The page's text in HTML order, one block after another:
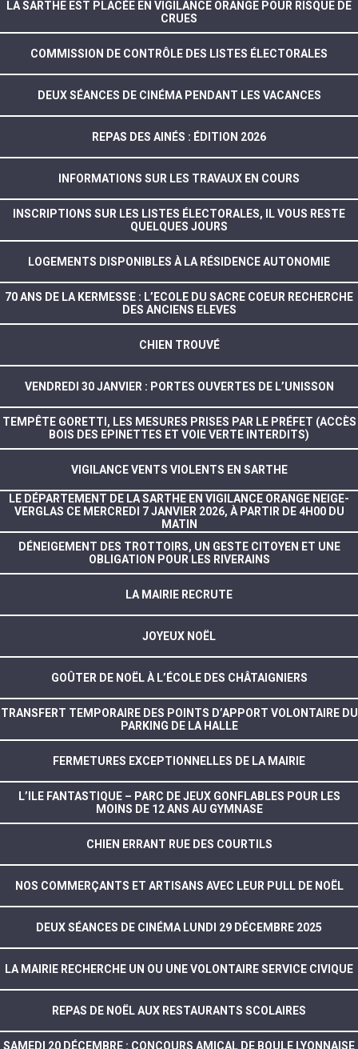
LA SARTHE EST PLACÉE EN VIGILANCE ORANGE POUR RISQUE DE
CRUES
COMMISSION DE CONTRÔLE DES LISTES ÉLECTORALES
DEUX SÉANCES DE CINÉMA PENDANT LES VACANCES
REPAS DES AINÉS : ÉDITION 2026
INFORMATIONS SUR LES TRAVAUX EN COURS
INSCRIPTIONS SUR LES LISTES ÉLECTORALES, IL VOUS RESTE
QUELQUES JOURS
LOGEMENTS DISPONIBLES À LA RÉSIDENCE AUTONOMIE
70 ANS DE LA KERMESSE : L’ECOLE DU SACRE COEUR RECHERCHE
DES ANCIENS ELEVES
CHIEN TROUVÉ
VENDREDI 30 JANVIER : PORTES OUVERTES DE L’UNISSON
TEMPÊTE GORETTI, LES MESURES PRISES PAR LE PRÉFET (ACCÈS
BOIS DES EPINETTES ET VOIE VERTE INTERDITS)
VIGILANCE VENTS VIOLENTS EN SARTHE
LE DÉPARTEMENT DE LA SARTHE EN VIGILANCE ORANGE NEIGE-
VERGLAS CE MERCREDI 7 JANVIER 2026, À PARTIR DE 4H00 DU
MATIN
DÉNEIGEMENT DES TROTTOIRS, UN GESTE CITOYEN ET UNE
OBLIGATION POUR LES RIVERAINS
LA MAIRIE RECRUTE
JOYEUX NOËL
GOÛTER DE NOËL À L’ÉCOLE DES CHÂTAIGNIERS
TRANSFERT TEMPORAIRE DES POINTS D’APPORT VOLONTAIRE DU
PARKING DE LA HALLE
FERMETURES EXCEPTIONNELLES DE LA MAIRIE
L’ILE FANTASTIQUE – PARC DE JEUX GONFLABLES POUR LES
MOINS DE 12 ANS AU GYMNASE
CHIEN ERRANT RUE DES COURTILS
NOS COMMERÇANTS ET ARTISANS AVEC LEUR PULL DE NOËL
DEUX SÉANCES DE CINÉMA LUNDI 29 DÉCEMBRE 2025
LA MAIRIE RECHERCHE UN OU UNE VOLONTAIRE SERVICE CIVIQUE
REPAS DE NOËL AUX RESTAURANTS SCOLAIRES
SAMEDI 20 DÉCEMBRE : CONCOURS AMICAL DE BOULE LYONNAISE